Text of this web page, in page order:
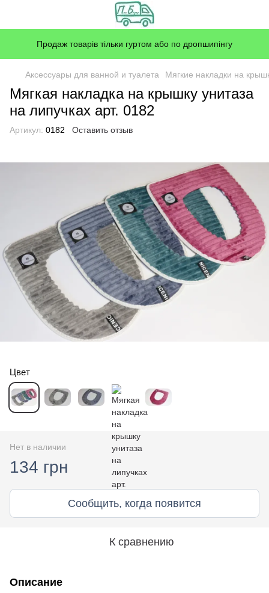
Продаж товарів тільки гуртом або по дропшипінгу
Аксессуары для ванной и туалета Мягкие накладки на
Мягкая накладка на крышку унитаза
на липучках арт. 0182
Артикул: 0182 Оставить отзыв
Цвет
Нет в наличии
134 грн
Сообщить, когда появится
К сравнению
Описание